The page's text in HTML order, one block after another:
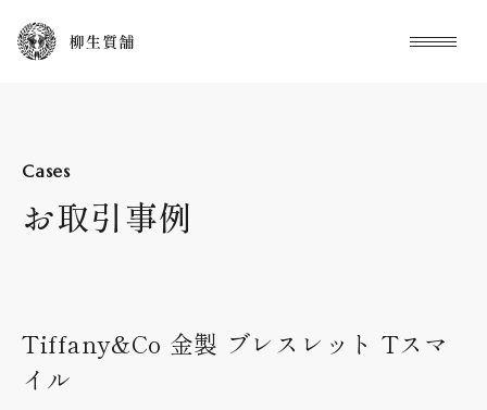
メニュ
お取引事例
Cases
Tiffany&Co 金製 ブレスレット Tスマ
イル